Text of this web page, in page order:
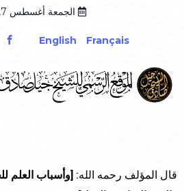
الجمعة أغسطس 7, 2026
Français
English
قال المؤلف رحمه الله: [وأسباب العلم